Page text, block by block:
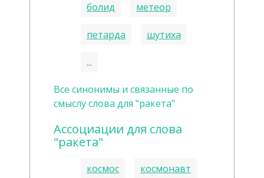
болид метеор
петарда шутиха
...
Все синонимы и связанные по
смыслу слова для "ракета"
Ассоциации для слова
"ракета"
космос космонавт